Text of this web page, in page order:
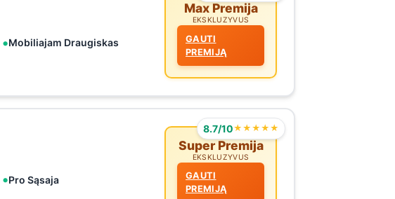
Mobiliajam Draugiskas
Max Premija
EKSKLUZYVUS
GAUTI
PREMIJĄ
8.7/10★★★★★
Pro Sąsaja
Super Premija
EKSKLUZYVUS
GAUTI
PREMIJĄ